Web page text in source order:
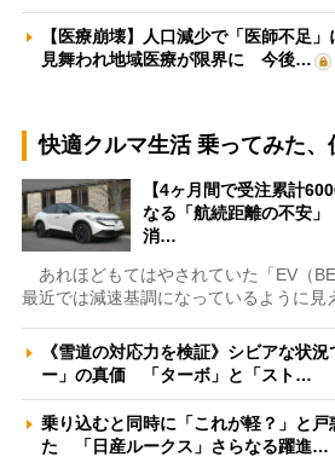
【医療崩壊】人口減少で「医師不足
見舞われ地域医療が限界に 今後…
快適クルマ生活 乗ってみた、
【4ヶ月間で受注累計
なる「航続距離の不安
消…
あれほどもてはやされていた「EV（
最近では減速基調になっているように見
《雪道の対応力を検証》シビアな状
ー」の真価 「ターボ」と「スト…
乗り込むと同時に「これが軽？」と
た 「日産ルークス」さらなる躍進…